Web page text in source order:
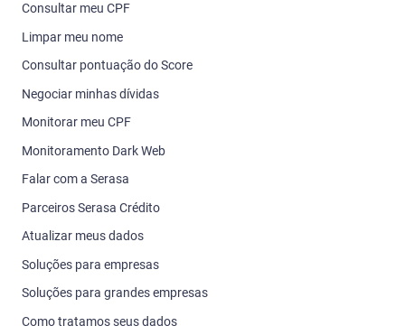
Consultar meu CPF
Limpar meu nome
Consultar pontuação do Score
Negociar minhas dívidas
Monitorar meu CPF
Monitoramento Dark Web
Falar com a Serasa
Parceiros Serasa Crédito
Atualizar meus dados
Soluções para empresas
Soluções para grandes empresas
Como tratamos seus dados